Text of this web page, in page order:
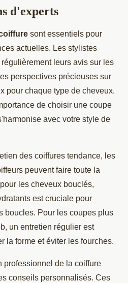
d'experts
sont essentiels pour
actuelles. Les stylistes
leurs avis sur les
perspectives précieuses sur
pour chaque type de cheveux.
de choisir une coupe
avec votre style de
des coiffures tendance, les
peuvent faire toute la
les cheveux bouclés,
est cruciale pour
boucles. Pour les coupes plus
un entretien régulier est
la forme et éviter les fourches.
professionnel de la coiffure
conseils personnalisés. Ces